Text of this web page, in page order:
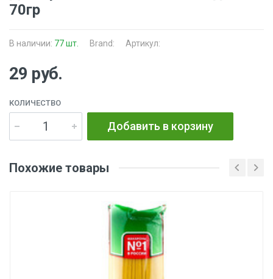
70гр
В наличии: 77 шт. Brand: Артикул:
29 руб.
КОЛИЧЕСТВО
Добавить в корзину
Похожие товары